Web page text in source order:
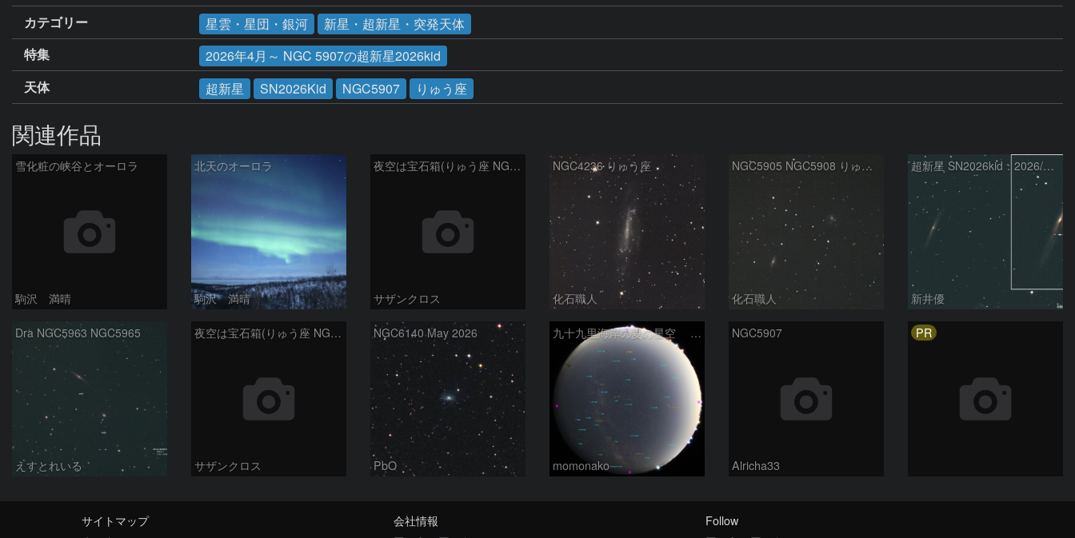
カテゴリー
星雲・星団・銀河
新星・超新星・突発天体
特集
2026年4月～ NGC 5907の超新星2026kid
天体
超新星 SN2026Kid NGC5907 りゅう座
関連作品
雪化粧の峡谷とオーロラ
駒沢 満晴
北天のオーロラ
駒沢 満晴
夜空は宝石箱(りゅう座 NGC6503) Seestar50
サザンクロス
NGC4236 りゅう座
化石職人
NGC5905 NGC5908 りゅう座
化石職人
超新星 SN2026kid：2026/05/18
新井優
Dra NGC5963 NGC5965
えすとれいる
夜空は宝石箱(りゅう座 NGC4236) Seestar50
サザンクロス
NGC6140 May 2026
PbO
九十九里海岸の夏の星空 260518
momonako
NGC5907
Alricha33
PR
サイトマップ
会社情報
Follow